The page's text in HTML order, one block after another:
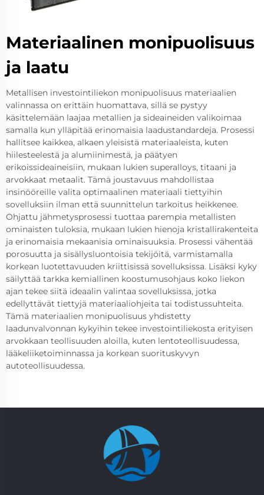
Materiaalinen monipuolisuus
ja laatu
Metallisen investointiliekon monipuolisuus materiaalien
valinnassa on erittäin huomattava, sillä se pystyy
käsittelemään laajaa metallien ja sideaineiden valikoimaa
samalla kun ylläpitää erinomaisia laadustandardeja. Prosessi
hallitsee kaikkea, alkaen yleisistä materiaaleista, kuten
hiilesteelestä ja alumiinimestä, ja päätyen
erikoissideaineisiin, mukaan lukien superalloys, titaani ja
arvokkaat metaalit. Tämä joustavuus mahdollistaa
insinööreille valita optimaalinen materiaali tiettyihin
sovelluksiin ilman että suunnittelun tarkoitus heikkenee.
Ohjattu jähmetysprosessi tuottaa parempia metallisten
ominaisten tuloksia, mukaan lukien hienoja kristallirakenteita
ja erinomaisia mekaanisia ominaisuuksia. Prosessi vähentää
porosuutta ja sisällysluontoisia tekijöitä, varmistamalla
korkean luotettavuuden kriittisissä sovelluksissa. Lisäksi kyky
säilyttää tarkka kemiallinen koostumusohjaus koko liekon
ajan tekee siitä ideaalin valintaa sovelluksissa, jotka
edellyttävät tiettyjä materiaaliohjeita tai todistussuhteita.
Tämä materiaalien monipuolisuus yhdistetty
laadunvalvonnan kykyihin tekee investointiliekosta erityisen
arvokkaan teollisuuden aloilla, kuten lentoteollisuudessa,
lääkeliiketoiminnassa ja korkean suorituskyvyn
autoteollisuudessa.